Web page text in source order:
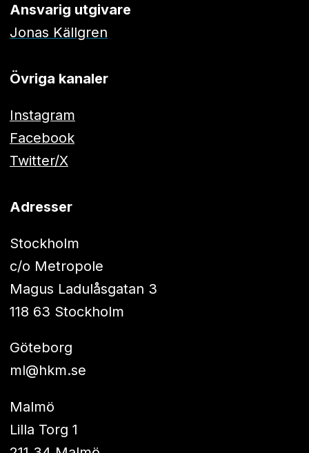
Ansvarig utgivare
Jonas Källgren
Övriga kanaler
Instagram
Facebook
Twitter/X
Adresser
Stockholm
c/o Metropole
Magus Ladulåsgatan 3
118 63 Stockholm
Göteborg
ml@hkm.se
Malmö
Lilla Torg 1